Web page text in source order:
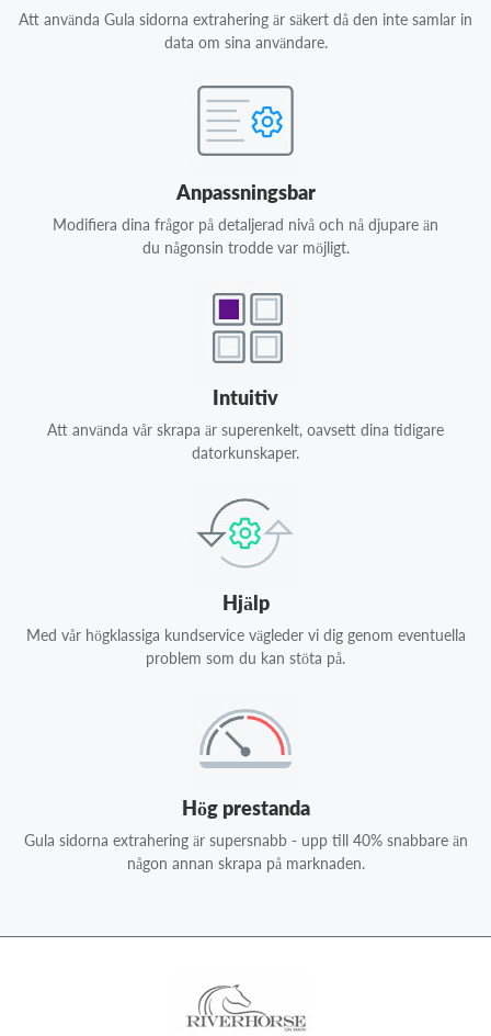
Att använda Gula sidorna extrahering är säkert då den inte samlar in
data om sina användare.
Anpassningsbar
Modifiera dina frågor på detaljerad nivå och nå djupare än
du någonsin trodde var möjligt.
Intuitiv
Att använda vår skrapa är superenkelt, oavsett dina tidigare
datorkunskaper.
Hjälp
Med vår högklassiga kundservice vägleder vi dig genom eventuella
problem som du kan stöta på.
Hög prestanda
Gula sidorna extrahering är supersnabb - upp till 40% snabbare än
någon annan skrapa på marknaden.